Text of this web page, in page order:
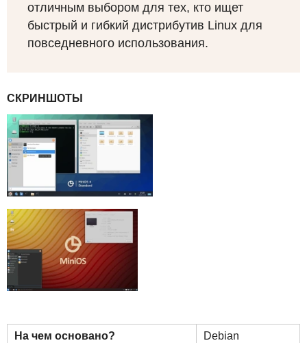
отличным выбором для тех, кто ищет
быстрый и гибкий дистрибутив Linux для
повседневного использования.
СКРИНШОТЫ
На чем основано? Debian